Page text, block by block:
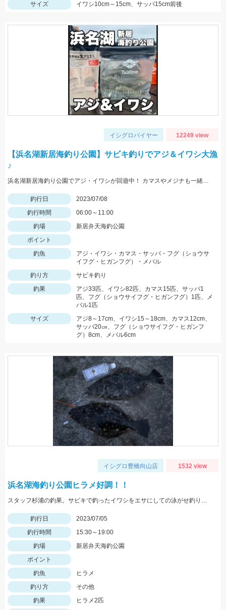
サイズ
イワシ10cm～15cm、サッパ15cm前後
イシグロバイヤー 12249 view
【浜名湖新居海釣り公園】サビキ釣りでアジ＆イワシ大漁
♪
浜名湖新居海釣り公園でアジ・イワシが回遊中！ カマスやメジナも一緒に釣れてます♪釣れる魚種が豊富で楽しいです★
釣行日
2023/07/08
釣行時間
06:00～11:00
釣場
新居弁天海釣公園
ポイント
釣魚
アジ・イワシ・カマス・サッパ・フグ（ショウサ
イフグ・ヒガンフグ）・メバル
釣り方
サビキ釣り
釣果
アジ33匹、イワシ82匹、カマス15匹、サッパ1
匹、フグ（ショウサイフグ・ヒガンフグ）1匹、メ
バル1匹
サイズ
アジ8～17cm、イワシ15～18cm、カマス12cm、
サッパ20㎝、フグ（ショウサイフグ・ヒガンフ
グ）8cm、メバル6cm
イシグロ豊橋向山店 1532 view
浜名湖海釣り公園ヒラメ好調！！
スタッフ杉浦の釣果。サビキで釣ったイワシをエサにしての泳がせ釣りです。
釣行日
2023/07/05
釣行時間
15:30～19:00
釣場
新居弁天海釣公園
ポイント
釣魚
ヒラメ
釣り方
その他
釣果
ヒラメ2匹